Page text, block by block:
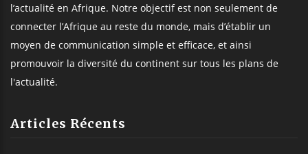
l’actualité en Afrique. Notre objectif est non seulement de
connecter l’Afrique au reste du monde, mais d’établir un
moyen de communication simple et efficace, et ainsi
promouvoir la diversité du continent sur tous les plans de
l'actualité.
Articles Récents